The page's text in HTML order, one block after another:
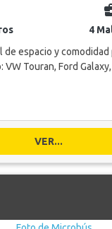
4
de espacio y comodidad
VW Touran, Ford
VER...